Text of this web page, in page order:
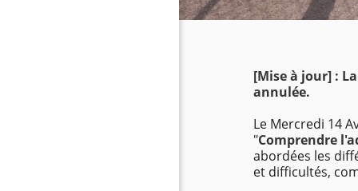
[Mise à jour] :
annulée.
Le Mercredi 14
"Comprendre
abordées les
et difficultés,